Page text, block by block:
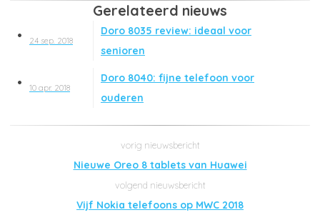
Gerelateerd nieuws
24 sep. 2018
Doro 8035 review: ideaal voor
senioren
10 apr. 2018
Doro 8040: fijne telefoon voor
ouderen
Nieuwe Oreo 8 tablets van Huawei
Vijf Nokia telefoons op MWC 2018